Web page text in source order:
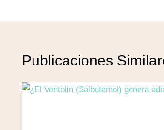
Publicaciones